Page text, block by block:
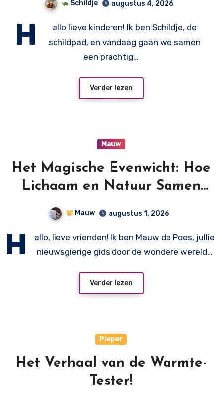
Schildje augustus 4, 2026
H
allo lieve kinderen! Ik ben Schildje, de
schildpad, en vandaag gaan we samen
een prachtig…
Verder lezen
Mauw
Het Magische Evenwicht: Hoe
Lichaam en Natuur Samen
Mauw augustus 1, 2026
H
allo, lieve vrienden! Ik ben Mauw de Poes, jullie
nieuwsgierige gids door de wondere wereld…
Verder lezen
Pieper
Het Verhaal van de Warmte-
Tester!